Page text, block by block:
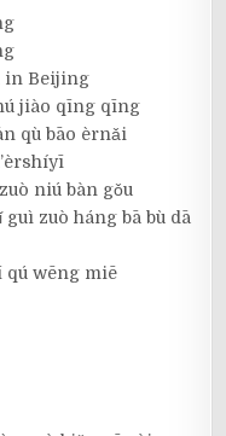
in Beijing
jiào qīng qīng
qù bāo èrnǎi
niú bàn gǒu
zuò háng bā bù dā
qú wēng miē